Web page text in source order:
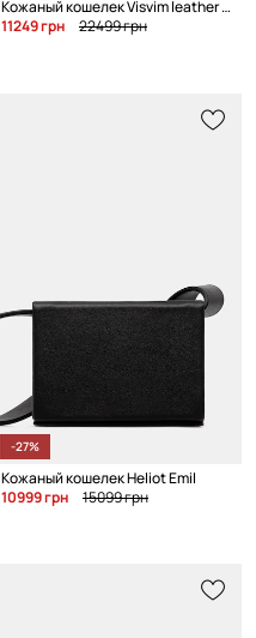
Кожаный кошелек Visvim leather bi-fold
11249 грн
22499 грн
-27%
Кожаный кошелек Heliot Emil
10999 грн
15099 грн